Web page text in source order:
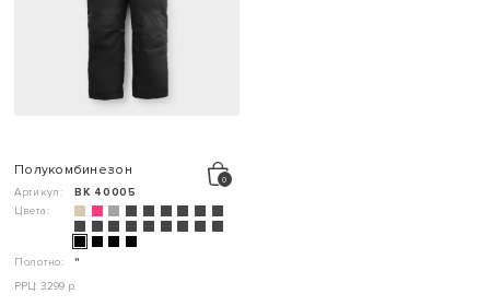
Полукомбинезон
Артикул:
ВК 40005
Цвета:
Полотно:
"
РРЦ: 3299 р.